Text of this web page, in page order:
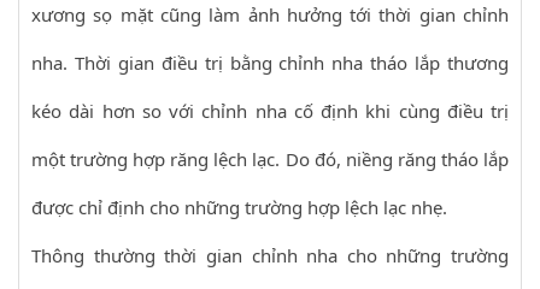
xương sọ mặt cũng làm ảnh hưởng tới thời gian chỉnh
nha. Thời gian điều trị bằng chỉnh nha tháo lắp thương
kéo dài hơn so với chỉnh nha cố định khi cùng điều trị
một trường hợp răng lệch lạc. Do đó, niềng răng tháo lắp
được chỉ định cho những trường hợp lệch lạc nhẹ.
Thông thường thời gian chỉnh nha cho những trường